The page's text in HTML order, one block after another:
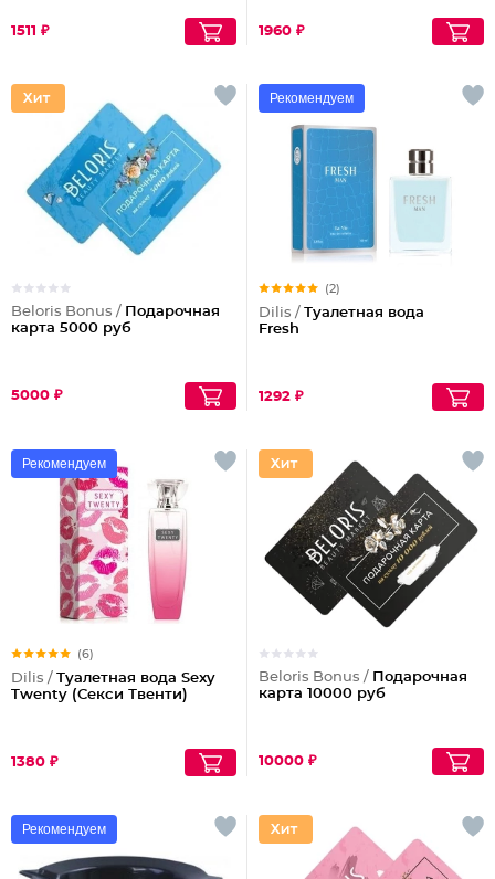
1511 ₽ 1960 ₽
Beloris Bonus / Подарочная
карта 5000 руб
5000 ₽
Рекомендуем
(2)
Dilis / Туалетная вода
Fresh
1292 ₽
Рекомендуем
(6)
Dilis / Туалетная вода Sexy
Twenty (Секси Твенти)
1380 ₽
Beloris Bonus / Подарочная
карта 10000 руб
10000 ₽
Рекомендуем